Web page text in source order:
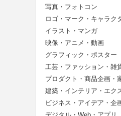
写真・フォトコン
ロゴ・マーク・キャラク
イラスト・マンガ
映像・アニメ・動画
グラフィック・ポスター
工芸・ファッション・雑
プロダクト・商品企画・
建築・インテリア・エク
ビジネス・アイデア・企